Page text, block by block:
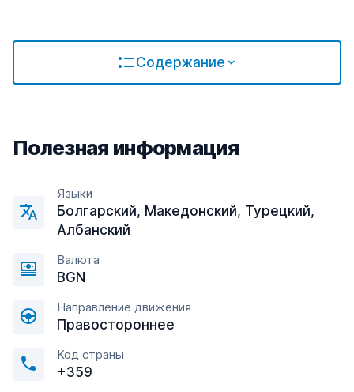
Содержание
Полезная информация
Языки
Болгарский, Македонский, Турецкий,
Албанский
Валюта
BGN
Направление движения
Правостороннее
Код страны
+359